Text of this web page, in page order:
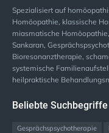
Spezialisiert auf
Homöopathie, klassische
miasmatische
Sankaran,
Bioresonanztherapie,
systemische
heilpraktische
Beliebte Suchbegriffe
Gesprächspsychotherapie